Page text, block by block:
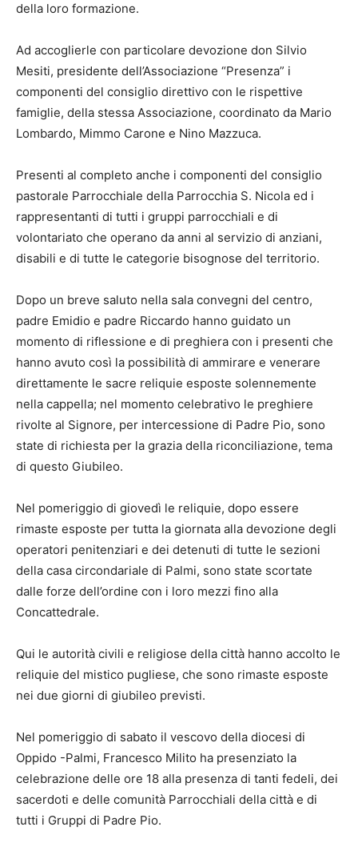
della loro formazione.
Ad accoglierle con particolare devozione don Silvio
Mesiti, presidente dell’Associazione “Presenza” i
componenti del consiglio direttivo con le rispettive
famiglie, della stessa Associazione, coordinato da Mario
Lombardo, Mimmo Carone e Nino Mazzuca.
Presenti al completo anche i componenti del consiglio
pastorale Parrocchiale della Parrocchia S. Nicola ed i
rappresentanti di tutti i gruppi parrocchiali e di
volontariato che operano da anni al servizio di anziani,
disabili e di tutte le categorie bisognose del territorio.
Dopo un breve saluto nella sala convegni del centro,
padre Emidio e padre Riccardo hanno guidato un
momento di riflessione e di preghiera con i presenti che
hanno avuto così la possibilità di ammirare e venerare
direttamente le sacre reliquie esposte solennemente
nella cappella; nel momento celebrativo le preghiere
rivolte al Signore, per intercessione di Padre Pio, sono
state di richiesta per la grazia della riconciliazione, tema
di questo Giubileo.
Nel pomeriggio di giovedì le reliquie, dopo essere
rimaste esposte per tutta la giornata alla devozione degli
operatori penitenziari e dei detenuti di tutte le sezioni
della casa circondariale di Palmi, sono state scortate
dalle forze dell’ordine con i loro mezzi fino alla
Concattedrale.
Qui le autorità civili e religiose della città hanno accolto le
reliquie del mistico pugliese, che sono rimaste esposte
nei due giorni di giubileo previsti.
Nel pomeriggio di sabato il vescovo della diocesi di
Oppido -Palmi, Francesco Milito ha presenziato la
celebrazione delle ore 18 alla presenza di tanti fedeli, dei
sacerdoti e delle comunità Parrocchiali della città e di
tutti i Gruppi di Padre Pio.